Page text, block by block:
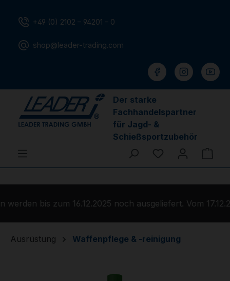
+49 (0) 2102 – 94201 – 0
shop@leader-trading.com
Der starke
Fachhandelspartner
für Jagd- &
Schießsportzubehör
Du hast 0
bis zum 16.12.2025 noch ausgeliefert. Vom
Ausrüstung Waffenpflege & -reinigung